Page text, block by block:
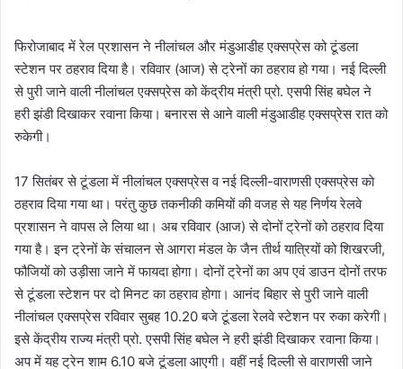
फिरोजाबाद में रेल प्रशासन ने नीलांचल और मंडुआडीह एक्सप्रेस को टूंडला
स्टेशन पर ठहराव दिया है। रविवार (आज) से ट्रेनों का ठहराव हो गया। नई दिल्ली
से पुरी जाने वाली नीलांचल एक्सप्रेस को केंद्रीय मंत्री प्रो. एसपी सिंह बघेल ने
हरी झंडी दिखाकर रवाना किया। बनारस से आने वाली मंडुआडीह एक्सप्रेस रात को
रुकेगी।
17 सितंबर से टूंडला में नीलांचल एक्सप्रेस व नई दिल्ली-वाराणसी एक्सप्रेस काे
ठहराव दिया गया था। परंतु कुछ तकनीकी कमियों की वजह से यह निर्णय रेलवे
प्रशासन ने वापस ले लिया था। अब रविवार (आज) से दोनों ट्रेनों को ठहराव दिया
गया है। इन ट्रेनों के संचालन से आगरा मंडल के जैन तीर्थ यात्रियों को शिखरजी,
फौजियों को उड़ीसा जाने में फायदा होगा। दोनों ट्रेनों का अप एवं डाउन दोनों तरफ
से टूंडला स्टेशन पर दो मिनट का ठहराव होगा। आनंद बिहार से पुरी जाने वाली
नीलांचल एक्सप्रेस रविवार सुबह 10.20 बजे टूंडला रेलवे स्टेशन पर रुका करेगी।
इसे केंद्रीय राज्य मंत्री प्रो. एसपी सिंह बघेल ने हरी झंडी दिखाकर रवाना किया।
अप में यह ट्रेन शाम 6.10 बजे टूंडला आएगी। वहीं नई दिल्ली से वाराणसी जाने